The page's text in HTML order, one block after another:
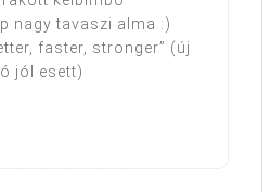
nagy tavaszi alma :)
faster, stronger” (új
jól esett)